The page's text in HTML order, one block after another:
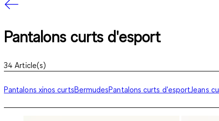
Pantalons curts d'esport
34 Article(s)
Pantalons xinos curtsBermudesPantalons curts d'esport Jeans